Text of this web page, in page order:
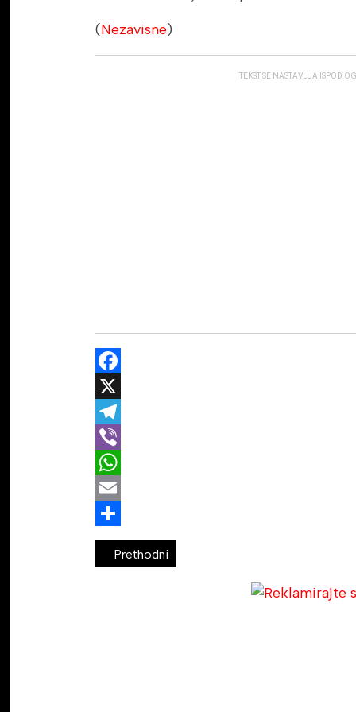
(Nezavisne)
TEKST SE NASTAVLJA ISPOD
Facebook
X
Telegram
Viber
WhatsApp
Email
Share
Prethodni